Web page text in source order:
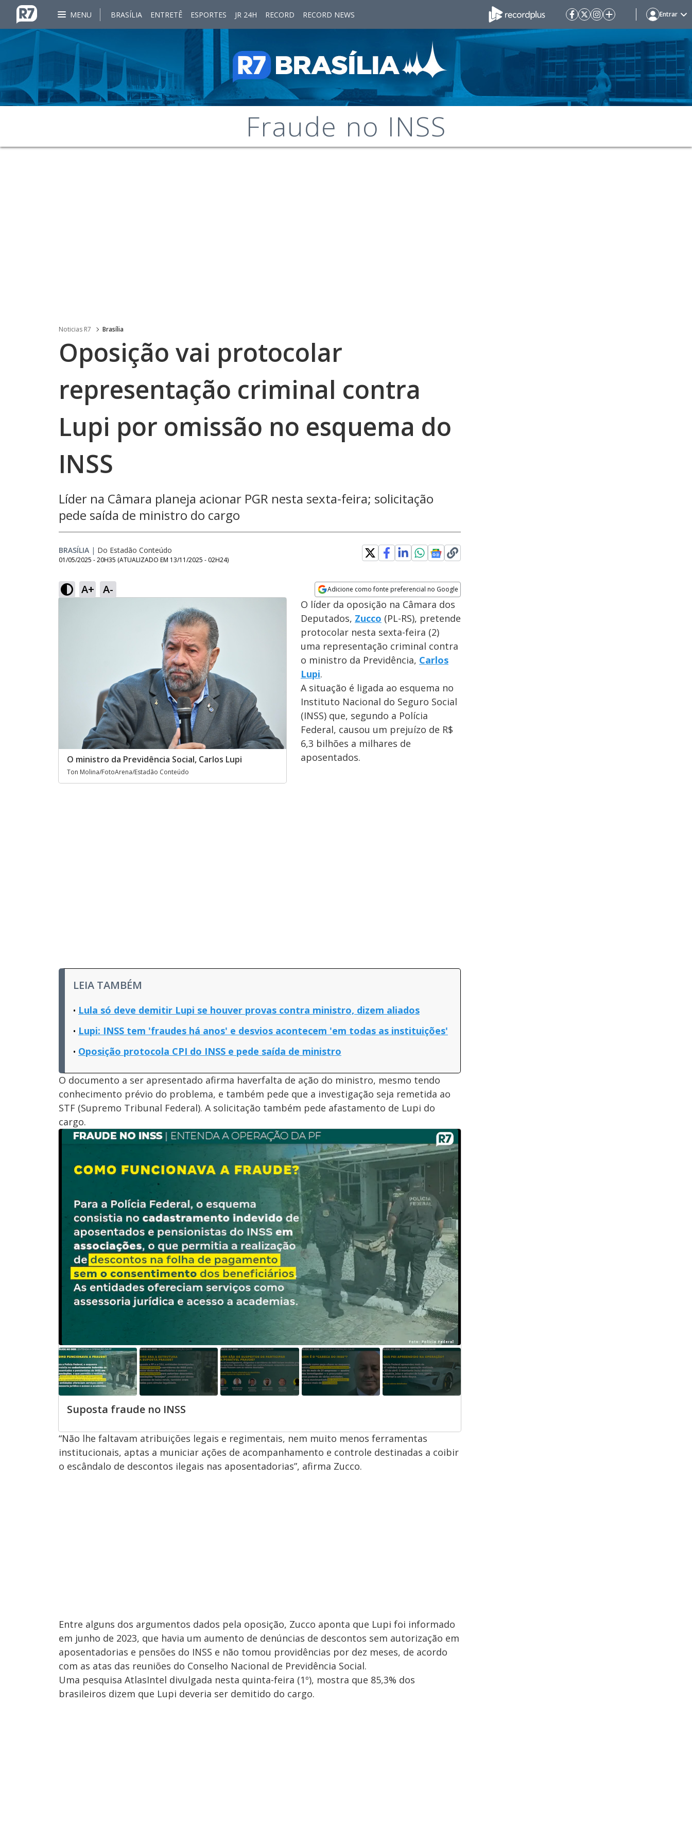
MENU BRASÍLIA ENTRETÊ ESPORTES JR 24H RECORD RECORD NEWS Entrar
Fraude no INSS
Noticias R7 Brasília
Oposição vai protocolar
representação criminal contra
Lupi por omissão no esquema do
INSS
Líder na Câmara planeja acionar PGR nesta sexta-feira; solicitação
pede saída de ministro do cargo
BRASÍLIA | Do Estadão Conteúdo
01/05/2025 - 20H35 (ATUALIZADO EM 13/11/2025 - 02H24)
A+ A- Adicione como fonte preferencial no Google
Opens in new window
O ministro da Previdência Social, Carlos Lupi
Ton Molina/FotoArena/Estadão Conteúdo
O líder da oposição na Câmara dos
Deputados, Zucco (PL-RS), pretende
protocolar nesta sexta-feira (2)
uma representação criminal contra
o ministro da Previdência, Carlos
Lupi.
A situação é ligada ao esquema no
Instituto Nacional do Seguro Social
(INSS) que, segundo a Polícia
Federal, causou um prejuízo de R$
6,3 bilhões a milhares de
aposentados.
LEIA TAMBÉM
Lula só deve demitir Lupi se houver provas contra ministro, dizem aliados
Lupi: INSS tem 'fraudes há anos' e desvios acontecem 'em todas as instituições'
Oposição protocola CPI do INSS e pede saída de ministro
O documento a ser apresentado afirma haverfalta de ação do ministro, mesmo tendo
conhecimento prévio do problema, e também pede que a investigação seja remetida ao
STF (Supremo Tribunal Federal). A solicitação também pede afastamento de Lupi do
cargo.
Suposta fraude no INSS
“Não lhe faltavam atribuições legais e regimentais, nem muito menos ferramentas
institucionais, aptas a municiar ações de acompanhamento e controle destinadas a coibir
o escândalo de descontos ilegais nas aposentadorias”, afirma Zucco.
Entre alguns dos argumentos dados pela oposição, Zucco aponta que Lupi foi informado
em junho de 2023, que havia um aumento de denúncias de descontos sem autorização em
aposentadorias e pensões do INSS e não tomou providências por dez meses, de acordo
com as atas das reuniões do Conselho Nacional de Previdência Social.
Uma pesquisa AtlasIntel divulgada nesta quinta-feira (1º), mostra que 85,3% dos
brasileiros dizem que Lupi deveria ser demitido do cargo.